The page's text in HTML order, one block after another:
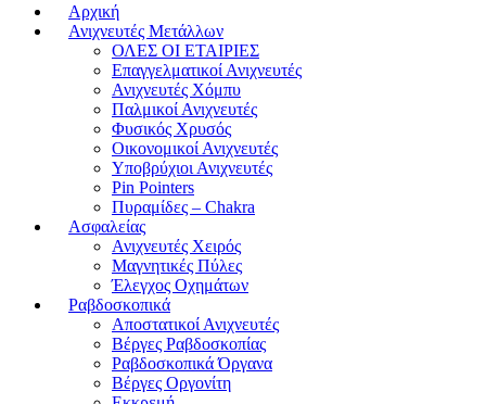
Αρχική
Ανιχνευτές Μετάλλων
ΟΛΕΣ ΟΙ ΕΤΑΙΡΙΕΣ
Επαγγελματικοί Ανιχνευτές
Ανιχνευτές Χόμπυ
Παλμικοί Ανιχνευτές
Φυσικός Χρυσός
Οικονομικοί Ανιχνευτές
Υποβρύχιοι Ανιχνευτές
Pin Pointers
Πυραμίδες – Chakra
Ασφαλείας
Ανιχνευτές Χειρός
Μαγνητικές Πύλες
Έλεγχος Οχημάτων
Ραβδοσκοπικά
Αποστατικοί Ανιχνευτές
Βέργες Ραβδοσκοπίας
Ραβδοσκοπικά Όργανα
Βέργες Οργονίτη